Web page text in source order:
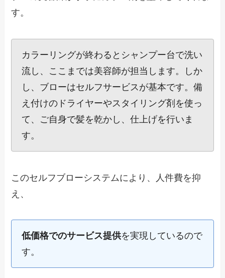
す。
カラーリングが終わるとシャンプー台で洗い
流し、ここまでは美容師が担当します。しか
し、ブローはセルフサービスが基本です。備
え付けのドライヤーやスタイリング剤を使っ
て、ご自身で髪を乾かし、仕上げを行いま
す。
このセルフブローシステムにより、人件費を抑
え、
低価格でのサービス提供を実現しているので
す。